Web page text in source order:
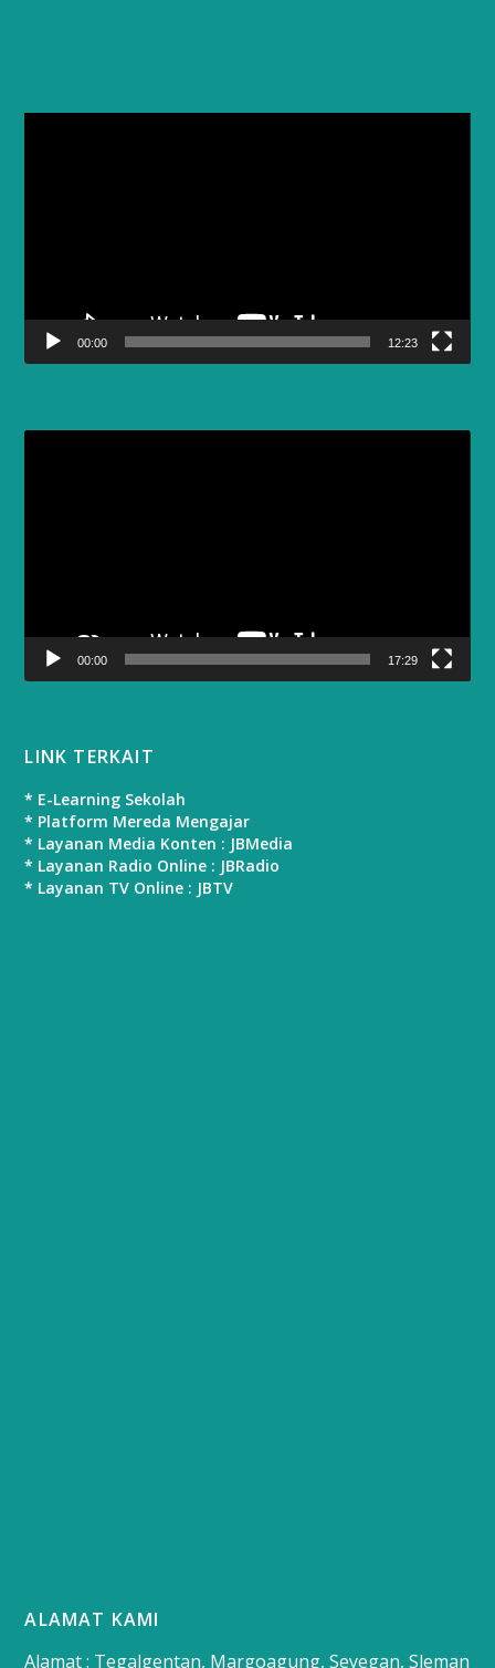
00:00 12:23
00:00 17:29
LINK TERKAIT
* E-Learning Sekolah
* Platform Mereda Mengajar
* Layanan Media Konten : JBMedia
* Layanan Radio Online : JBRadio
* Layanan TV Online : JBTV
ALAMAT KAMI
Alamat : Tegalgentan, Margoagung, Seyegan, Sleman